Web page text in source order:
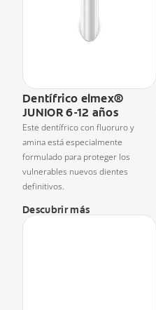
Dentífrico elmex®
JUNIOR 6-12 años
Este dentífrico con fluoruro y
amina está especialmente
formulado para proteger los
vulnerables nuevos dientes
definitivos.
Descubrir más